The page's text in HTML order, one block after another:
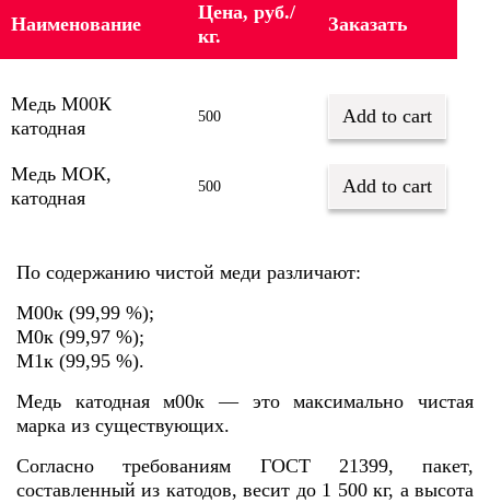
Наименование
Цена, руб./
кг.
Заказать
Медь М00К
катодная
500 Add to cart
Медь МОК,
катодная
500 Add to cart
По содержанию чистой меди различают:
М00к (99,99 %);
М0к (99,97 %);
М1к (99,95 %).
Медь катодная м00к — это максимально чистая
марка из существующих.
Согласно требованиям ГОСТ 21399, пакет,
составленный из катодов, весит до 1 500 кг, а высота